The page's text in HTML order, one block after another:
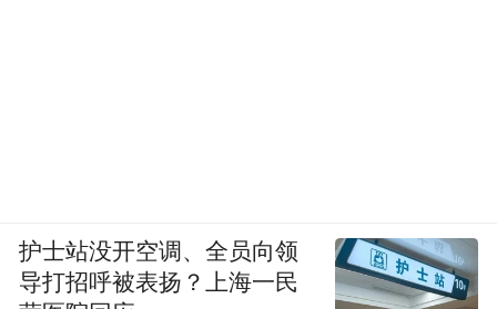
护士站没开空调、全员向领
导打招呼被表扬？上海一民